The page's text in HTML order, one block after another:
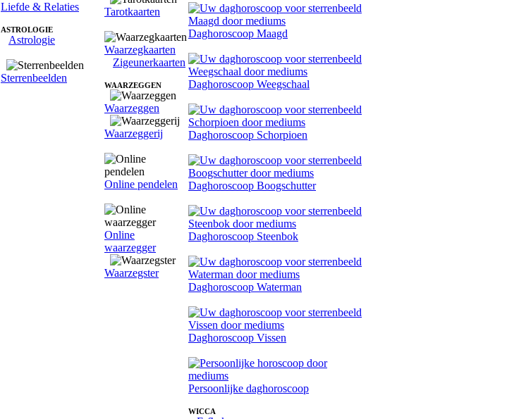
Liefde & Relaties
ASTROLOGIE
Astrologie
Sterrenbeelden
Tarotkaarten
Waarzegkaarten
Zigeunerkaarten
WAARZEGGEN
Waarzeggen
Waarzeggerij
Online pendelen
Online
waarzegger
Waarzegster
Daghoroscoop Maagd
Daghoroscoop Weegschaal
Daghoroscoop Schorpioen
Daghoroscoop Boogschutter
Daghoroscoop Steenbok
Daghoroscoop Waterman
Daghoroscoop Vissen
Persoonlijke daghoroscoop
WICCA